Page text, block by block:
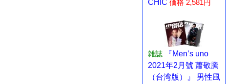
CHIC 価格 2,581円
雑誌
『Men’s uno
2021年2月號 蕭敬騰
（台湾版）』 男性風